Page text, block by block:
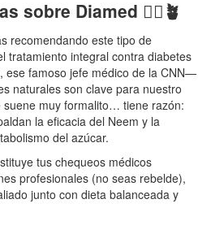
sobre Diamed 👨‍⚕️🪴
recomendando este tipo de
tratamiento integral contra diabetes
famoso jefe médico de la CNN—
naturales son clave para nuestro
suene muy formalito… tiene razón:
la eficacia del Neem y la
del azúcar.
tus chequeos médicos
profesionales (no seas rebelde),
junto con dieta balanceada y